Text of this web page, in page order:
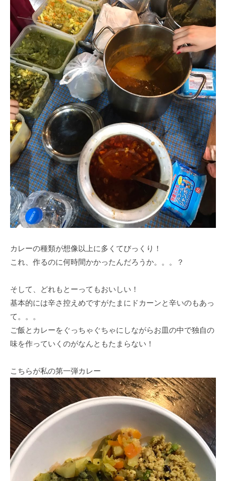
カレーの種類が想像以上に多くてびっくり！
これ、作るのに何時間かかったんだろうか。。。？
そして、どれもとーってもおいしい！
基本的には辛さ控えめですがたまにドカーンと辛いのもあっ
て。。。
ご飯とカレーをぐっちゃぐちゃにしながらお皿の中で独自の
味を作っていくのがなんともたまらない！
こちらが私の第一弾カレー